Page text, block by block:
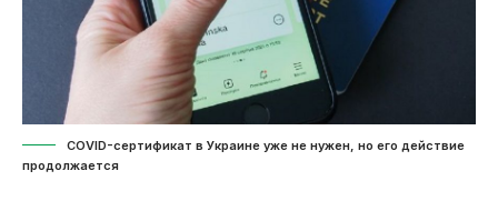
COVID-сертификат в Украине уже не нужен, но его действие
продолжается